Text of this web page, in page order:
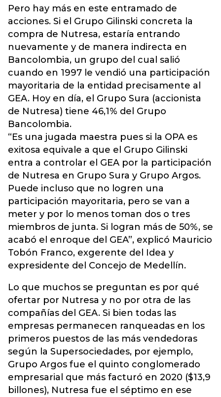
Pero hay más en este entramado de
acciones. Si el Grupo Gilinski concreta la
compra de Nutresa, estaría entrando
nuevamente y de manera indirecta en
Bancolombia, un grupo del cual salió
cuando en 1997 le vendió una participación
mayoritaria de la entidad precisamente al
GEA. Hoy en día, el Grupo Sura (accionista
de Nutresa) tiene 46,1% del Grupo
Bancolombia.
“Es una jugada maestra pues si la OPA es
exitosa equivale a que el Grupo Gilinski
entra a controlar el GEA por la participación
de Nutresa en Grupo Sura y Grupo Argos.
Puede incluso que no logren una
participación mayoritaria, pero se van a
meter y por lo menos toman dos o tres
miembros de junta. Si logran más de 50%, se
acabó el enroque del GEA”, explicó Mauricio
Tobón Franco, exgerente del Idea y
expresidente del Concejo de Medellín.
Lo que muchos se preguntan es por qué
ofertar por Nutresa y no por otra de las
compañías del GEA. Si bien todas las
empresas permanecen ranqueadas en los
primeros puestos de las más vendedoras
según la Supersociedades, por ejemplo,
Grupo Argos fue el quinto conglomerado
empresarial que más facturó en 2020 ($13,9
billones), Nutresa fue el séptimo en ese